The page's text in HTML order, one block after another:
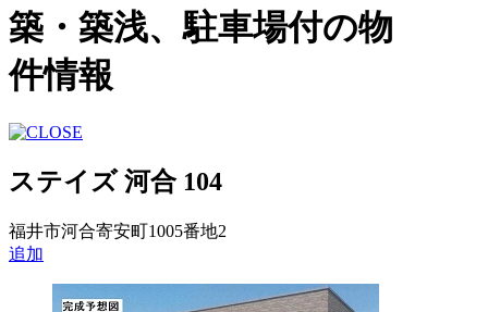
築・築浅、駐車場付の物
件情報
ステイズ 河合 104
福井市河合寄安町1005番地2
追加